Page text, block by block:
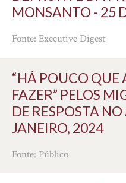
MONSANTO - 25
Fonte: Executive Digest
“HÁ POUCO QUE
FAZER” PELOS
DE RESPOSTA
JANEIRO, 2024
Fonte: Público